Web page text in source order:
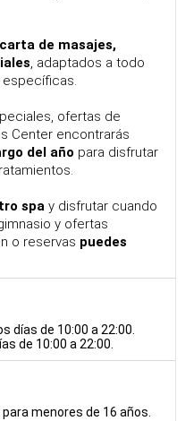
carta de masajes,
, adaptados a todo
ofertas de
Center encontrarás
del año para disfrutar
spa y disfrutar cuando
y ofertas
o reservas puedes
días de 10:00 a 22:00.
de 10:00 a 22:00.
menores de 16 años.